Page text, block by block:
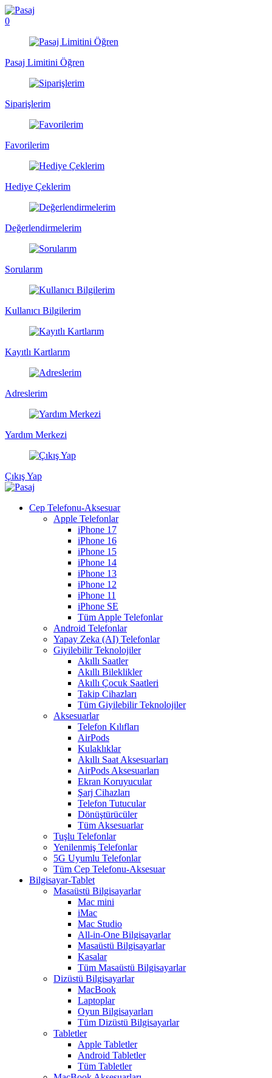
0
Pasaj Limitini Öğren
Siparişlerim
Favorilerim
Hediye Çeklerim
Değerlendirmelerim
Sorularım
Kullanıcı Bilgilerim
Kayıtlı Kartlarım
Adreslerim
Yardım Merkezi
Çıkış Yap
Cep Telefonu-Aksesuar
Apple Telefonlar
iPhone 17
iPhone 16
iPhone 15
iPhone 14
iPhone 13
iPhone 12
iPhone 11
iPhone SE
Tüm Apple Telefonlar
Android Telefonlar
Yapay Zeka (AI) Telefonlar
Giyilebilir Teknolojiler
Akıllı Saatler
Akıllı Bileklikler
Akıllı Çocuk Saatleri
Takip Cihazları
Tüm Giyilebilir Teknolojiler
Aksesuarlar
Telefon Kılıfları
AirPods
Kulaklıklar
Akıllı Saat Aksesuarları
AirPods Aksesuarları
Ekran Koruyucular
Şarj Cihazları
Telefon Tutucular
Dönüştürücüler
Tüm Aksesuarlar
Tuşlu Telefonlar
Yenilenmiş Telefonlar
5G Uyumlu Telefonlar
Tüm Cep Telefonu-Aksesuar
Bilgisayar-Tablet
Masaüstü Bilgisayarlar
Mac mini
iMac
Mac Studio
All-in-One Bilgisayarlar
Masaüstü Bilgisayarlar
Kasalar
Tüm Masaüstü Bilgisayarlar
Dizüstü Bilgisayarlar
MacBook
Laptoplar
Oyun Bilgisayarları
Tüm Dizüstü Bilgisayarlar
Tabletler
Apple Tabletler
Android Tabletler
Tüm Tabletler